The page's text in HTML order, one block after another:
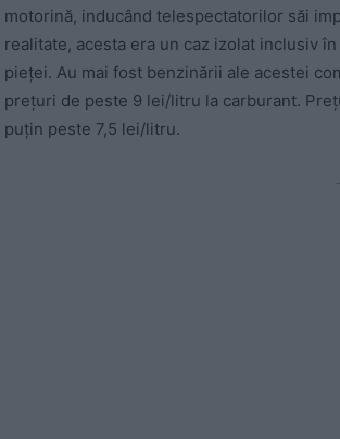
motorină, inducând telespectatorilor săi
realitate, acesta era un caz izolat inclusiv
pieței. Au mai fost benzinării ale acestei
prețuri de peste 9 lei/litru la carburant.
puțin peste 7,5 lei/litru.